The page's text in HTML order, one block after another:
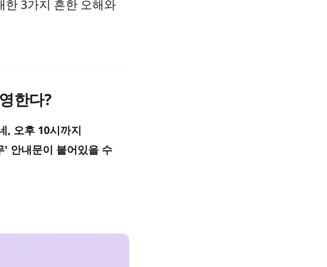
한 3가지 흔한 오해와
한다?
, 오후 10시까지
안내문이 붙어있을 수